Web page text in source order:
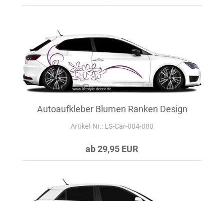
Autoaufkleber Blumen Ranken Design
Artikel‑Nr.: LS-Car-004-080
ab 29,95 EUR